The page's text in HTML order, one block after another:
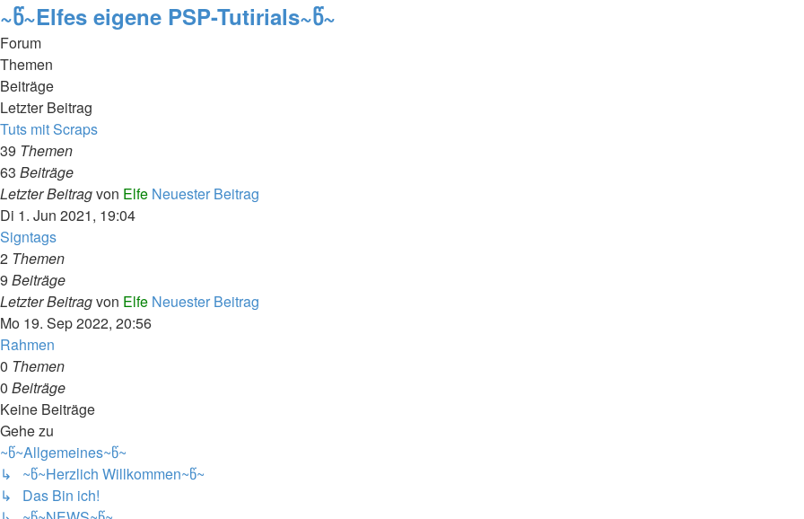
~წ~Elfes eigene PSP-Tutirials~წ~
Forum
Themen
Beiträge
Letzter Beitrag
Tuts mit Scraps
39 Themen
63 Beiträge
Letzter Beitragvon Elfe Neuester Beitrag
Di 1. Jun 2021, 19:04
Signtags
2 Themen
9 Beiträge
Letzter Beitragvon Elfe Neuester Beitrag
Mo 19. Sep 2022, 20:56
Rahmen
0 Themen
0 Beiträge
Keine Beiträge
Gehe zu
~წ~Allgemeines~წ~
↳ ~წ~Herzlich Willkommen~წ~
↳ Das Bin ich!